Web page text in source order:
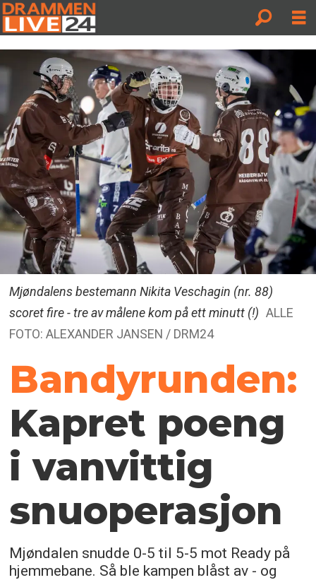
Mjøndalens bestemann Nikita Veschagin (nr. 88)
scoret fire - tre av målene kom på ett minutt (!) ALLE
FOTO: ALEXANDER JANSEN / DRM24
Bandyrunden:
Kapret poeng
i vanvittig
snuoperasjon
Mjøndalen snudde 0-5 til 5-5 mot Ready på
hjemmebane. Så ble kampen blåst av - og